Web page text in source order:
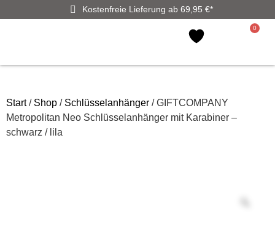
Kostenfreie Lieferung ab 69,95 €*
0
Start/ Shop / Schlüsselanhänger / GIFTCOMPANY
Metropolitan Neo Schlüsselanhänger mit Karabiner –
schwarz / lila